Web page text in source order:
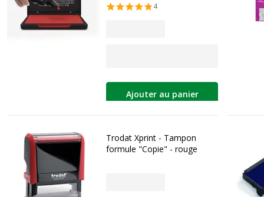
4
Ajouter au panier
Trodat Xprint - Tampon
formule "Copie" - rouge